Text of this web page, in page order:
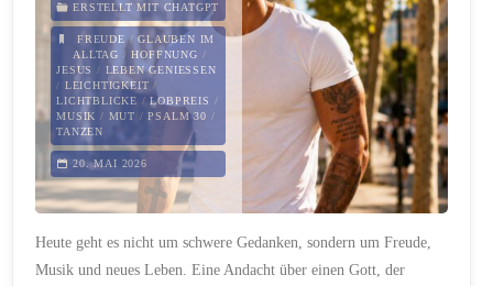
Vertrauen"
ERSTELLT MIT CHATGPT
FREUDE /GLAUBEN IM
ALLTAG /HOFFNUNG /
JESUS / LEBEN GENIESSEN
/ LEICHTIGKEIT /
LICHTBLICKE /LOBPREIS /
MUSIK / MUT /PSALM 30 /
TANZEN
20. MAI 2026
Heute geht es nicht um schwere Gedanken, sondern um Freude,
Musik und neues Leben. Eine Andacht über einen Gott, der